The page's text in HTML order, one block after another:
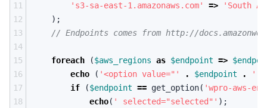
11
12
13
14
15
16
17
18
's3-sa-east-1.amazonaws.com'
=>
'South
);
foreach ($aws_regions as $endpoint =>
echo
( '<option value="' . $endpoint . '"'
if
($endpoint == get_option( 'wpro-aws-
echo( ' selected="selected"' );